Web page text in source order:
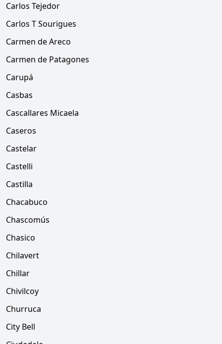
Carlos Tejedor
Carlos T Sourigues
Carmen de Areco
Carmen de Patagones
Carupá
Casbas
Cascallares Micaela
Caseros
Castelar
Castelli
Castilla
Chacabuco
Chascomús
Chasico
Chilavert
Chillar
Chivilcoy
Churruca
City Bell